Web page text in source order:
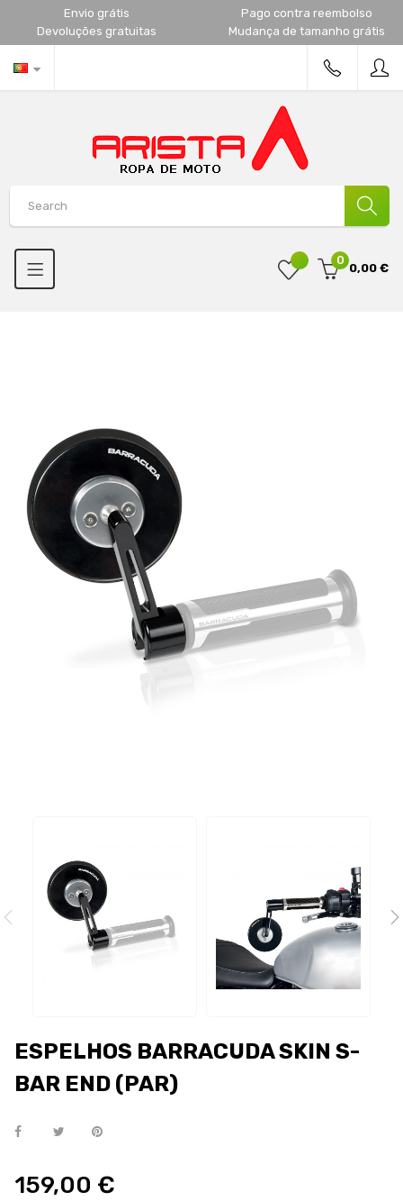
Envio grátis
Pago contra reembolso
Devoluções gratuitas
Mudança de tamanho grátis
0
0,00 €
ESPELHOS BARRACUDA SKIN S-
BAR END (PAR)
159,00 €